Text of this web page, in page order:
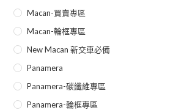
Macan-買賣專區
Macan-輪框專區
New Macan 新交車必備
Panamera
Panamera-碳纖維專區
Panamera-輪框專區